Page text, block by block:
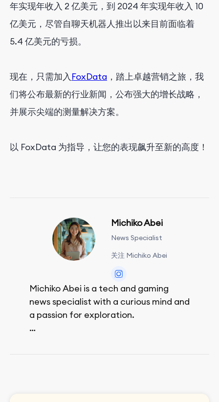
年实现年收入 2 亿美元，到 2024 年实现年收入 10
亿美元，尽管自聊天机器人推出以来目前面临着
5.4 亿美元的亏损。
现在，只需加入 FoxData ，踏上卓越营销之旅，我
们将公布最新的行业新闻，公布强大的增长战略，
并展示尖端的测量解决方案。
以 FoxData 为指导，让您的表现飙升至新的高度！
Michiko Abei
News Specialist
关注 Michiko Abei
Michiko Abei is a tech and gaming
news specialist with a curious mind and
a passion for exploration.